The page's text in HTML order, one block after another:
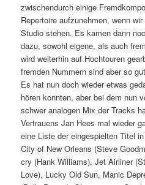
zwischendurch einige
Repertoire aufzunehmen, wenn
Studio stehen. Es kamen dann
dazu, sowohl eigene, als auch
wird weiterhin auf Hochtouren
fremden Nummern sind aber so
Es hat nun doch wieder etwas
hören konnten, aber bei dem nun
schwer analogen Mix der Tracks
Vertrauens Jan Hees mal wieder
eine Liste der eingespielten Titel
City of New Orleans (Steve
cry (Hank Williams), Jet Airliner
Love), Lucky Old Sun, Manic